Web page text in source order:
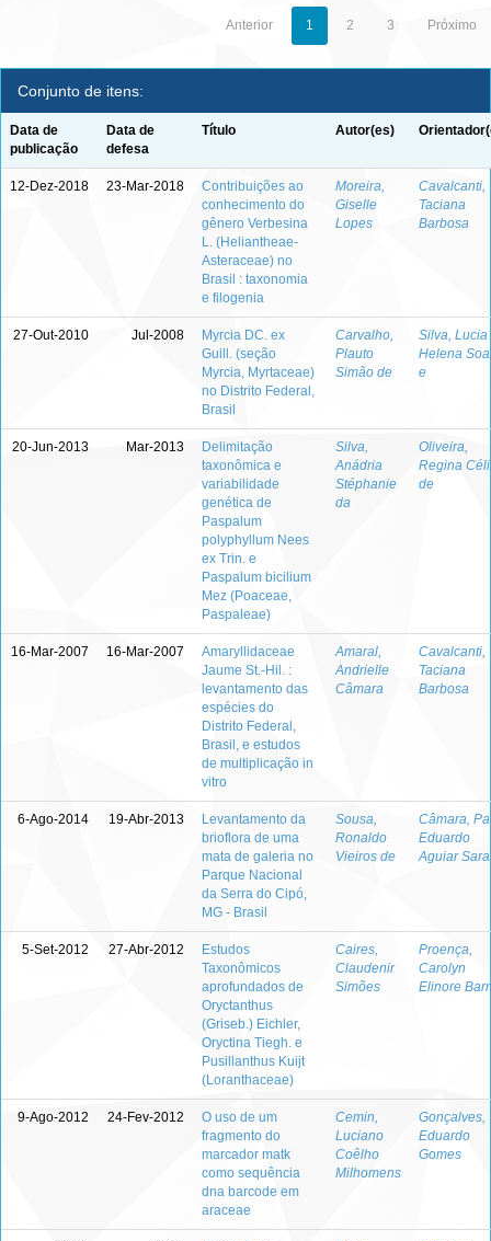
Anterior 1 2 3 Próximo
Conjunto de itens:
Data de
publicação
Data de
defesa
Título Autor(es)
12-Dez-2018 23-Mar-2018
Contribuições ao
conhecimento do
gênero Verbesina
L. (Heliantheae-
Asteraceae) no
Brasil : taxonomia
e filogenia
Moreira,
Giselle
Lopes
Cavalcanti,
Taciana
Barbosa
27-Out-2010 Jul-2008
Myrcia DC. ex
Guill. (seção
Myrcia, Myrtaceae)
no Distrito Federal,
Brasil
Carvalho,
Plauto
Simão de
Silva, Lucia
Helena
e
20-Jun-2013 Mar-2013
Delimitação
taxonômica e
variabilidade
genética de
Paspalum
polyphyllum Nees
ex Trin. e
Paspalum bicilium
Mez (Poaceae,
Paspaleae)
Silva,
Anádria
Stéphanie
da
Oliveira,
Regina
de
16-Mar-2007 16-Mar-2007
Amaryllidaceae
Jaume St.-Hil. :
levantamento das
espécies do
Distrito Federal,
Brasil, e estudos
de multiplicação in
vitro
Amaral,
Andrielle
Câmara
Cavalcanti,
Taciana
Barbosa
6-Ago-2014 19-Abr-2013
Levantamento da
brioflora de uma
mata de galeria no
Parque Nacional
da Serra do Cipó,
MG - Brasil
Sousa,
Ronaldo
Vieiros de
Câmara,
Eduardo
Aguiar
5-Set-2012 27-Abr-2012
Estudos
Taxonômicos
aprofundados de
Oryctanthus
(Griseb.) Eichler,
Oryctina Tiegh. e
Pusillanthus Kuijt
(Loranthaceae)
Caires,
Claudenir
Simões
Proença,
Carolyn
Elinore
9-Ago-2012 24-Fev-2012
O uso de um
fragmento do
marcador matk
como sequência
dna barcode em
araceae
Cemin,
Luciano
Coêlho
Milhomens
Gonçalves,
Eduardo
Gomes